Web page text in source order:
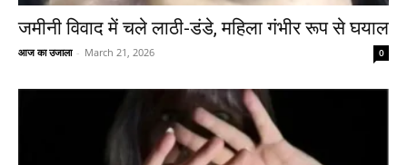
जमीनी विवाद में चले लाठी-डंडे, महिला गंभीर रूप से घयाल
आज का उजाला - March 21, 2026 0